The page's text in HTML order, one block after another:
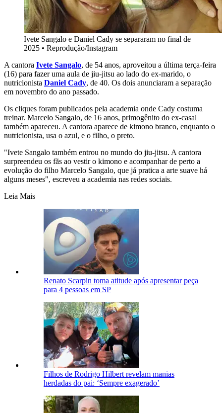
Ivete Sangalo e Daniel Cady se separaram no final de
2025 • Reprodução/Instagram
A cantora Ivete Sangalo, de 54 anos, aproveitou a última terça-feira
(16) para fazer uma aula de jiu-jitsu ao lado do ex-marido, o
nutricionista Daniel Cady, de 40. Os dois anunciaram a separação
em novembro do ano passado.
Os cliques foram publicados pela academia onde Cady costuma
treinar. Marcelo Sangalo, de 16 anos, primogênito do ex-casal
também apareceu. A cantora aparece de kimono branco, enquanto o
nutricionista, usa o azul, e o filho, o preto.
"Ivete Sangalo também entrou no mundo do jiu-jitsu. A cantora
surpreendeu os fãs ao vestir o kimono e acompanhar de perto a
evolução do filho Marcelo Sangalo, que já pratica a arte suave há
alguns meses", escreveu a academia nas redes sociais.
Leia Mais
Renato Scarpin toma atitude após apresentar peça
para 4 pessoas em SP
Filhos de Rodrigo Hilbert revelam manias
herdadas do pai: ‘Sempre exagerado’